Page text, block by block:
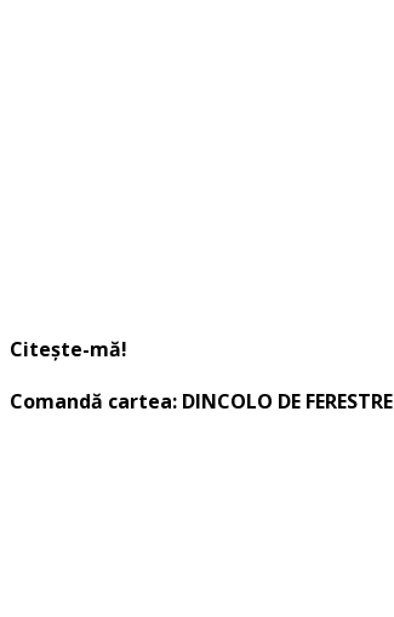
Citește-mă!
Comandă cartea: DINCOLO DE FERESTRE